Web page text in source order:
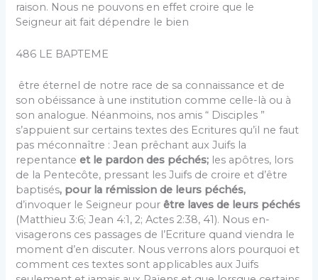
raison. Nous ne pouvons en effet croire que le
Seigneur ait fait dépendre le bien
486 LE BAPTEME
être éternel de notre race de sa connaissance et de
son obéissance à une institution comme celle-là ou à
son ana­logue. Néanmoins, nos amis “ Disciples ”
s’appuient sur certains textes des Ecritures qu’il ne faut
pas mécon­naître : Jean prêchant aux Juifs la
repentanceet le pardon des péchés; les apôtres, lors
de la Pente­côte, pressant les Juifs de croire et d’être
baptisés, pour la rémission de leurs péchés,
d’invoquer le Seigneur pourêtre laves de leurs péchés
(Matthieu 3:6; Jean 4:1, 2; Actes 2:38, 41). Nous en­
visagerons ces passages de l’Ecriture quand viendra le
moment d’en discuter. Nous verrons alors pourquoi et
comment ces textes sont applicables aux Juifs